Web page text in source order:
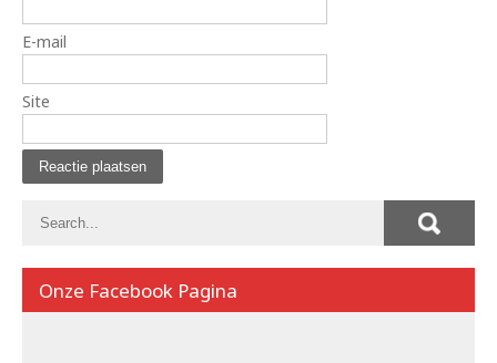
E-mail
Site
Onze Facebook Pagina